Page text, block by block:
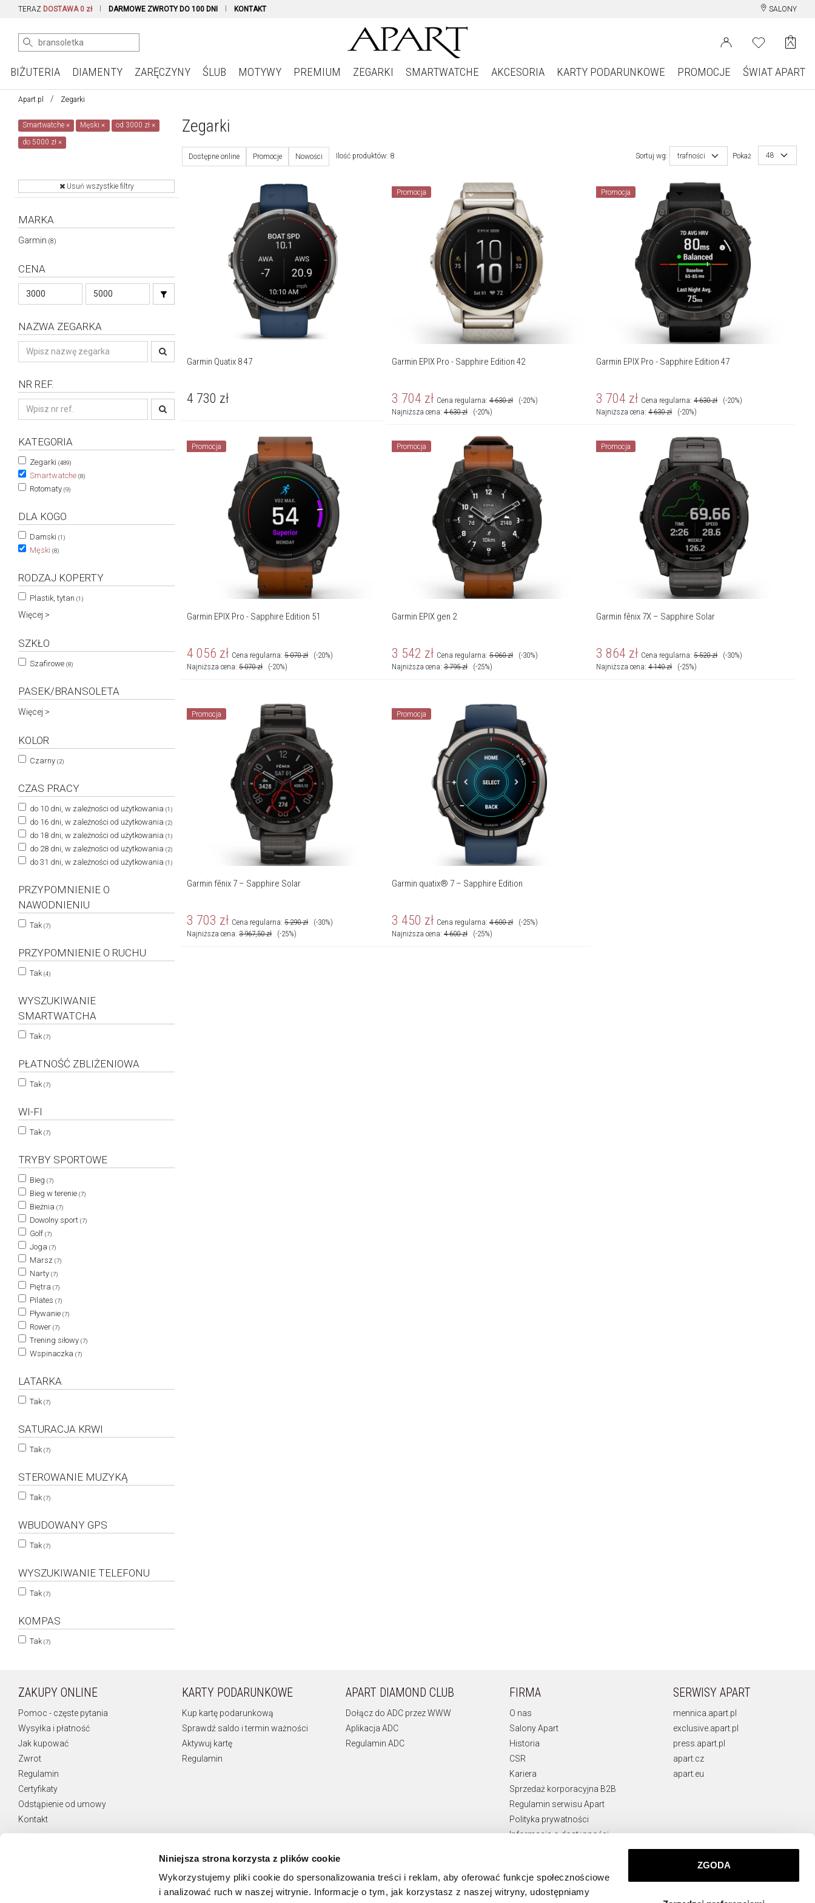
Niniejsza strona korzysta z plików cookie
Wykorzystujemy pliki cookie do spersonalizowania treści i reklam, aby oferować funkcje społecznościowe
i analizować ruch w naszej witrynie. Informacje o tym, jak korzystasz z naszej witryny, udostępniamy
ZGODA
TERAZ DOSTAWA 0 zł DARMOWE ZWROTY DO 100 DNI KONTAKT SALONY
BIŻUTERIA DIAMENTY ZARĘCZYNY ŚLUB MOTYWY PREMIUM ZEGARKI SMARTWATCHE AKCESORIA KARTY PODARUNKOWE PROMOCJE ŚWIAT APART
Apart.pl Zegarki
Smartwatche× Męski× od 3000 zł ×
do 5000 zł×
Usuń wszystkie filtry
MARKA
Garmin (8)
CENA
NAZWA ZEGARKA
NR REF.
KATEGORIA
Zegarki (489)
Smartwatche (8)
Rotomaty (9)
DLA KOGO
Damski (1)
Męski (8)
RODZAJ KOPERTY
Plastik, tytan (1)
Więcej >
SZKŁO
Szafirowe (8)
PASEK/BRANSOLETA
Więcej >
KOLOR
Czarny (2)
CZAS PRACY
do 10 dni, w zależności od użytkowania (1)
do 16 dni, w zależności od użytkowania (2)
do 18 dni, w zależności od użytkowania (1)
do 28 dni, w zależności od użytkowania (2)
do 31 dni, w zależności od użytkowania (1)
PRZYPOMNIENIE O
NAWODNIENIU
Tak (7)
PRZYPOMNIENIE O RUCHU
Tak (4)
WYSZUKIWANIE
SMARTWATCHA
Tak (7)
PŁATNOŚĆ ZBLIŻENIOWA
Tak (7)
WI-FI
Tak (7)
TRYBY SPORTOWE
Bieg (7)
Bieg w terenie (7)
Bieżnia (7)
Dowolny sport (7)
Golf (7)
Joga (7)
Marsz (7)
Narty (7)
Piętra (7)
Pilates (7)
Pływanie (7)
Rower (7)
Trening siłowy (7)
Wspinaczka (7)
LATARKA
Tak (7)
SATURACJA KRWI
Tak (7)
STEROWANIE MUZYKĄ
Tak (7)
WBUDOWANY GPS
Tak (7)
WYSZUKIWANIE TELEFONU
Tak (7)
KOMPAS
Tak (7)
Zegarki
Sortuj wg: trafności Pokaż 48
Dostępne online Promocje Nowości Ilość produktów: 8
Garmin Quatix 8 47
4 730 zł
Promocja
Garmin EPIX Pro - Sapphire Edition 42
3 704 zł Cena regularna:4 630 zł
(-20%)
Najniższa cena:4 630 zł (-20%)
Promocja
Garmin EPIX Pro - Sapphire Edition 47
3 704 zł Cena regularna:4 630 zł
(-20%)
Najniższa cena:4 630 zł (-20%)
Promocja
Garmin EPIX Pro - Sapphire Edition 51
4 056 zł Cena regularna:5 070 zł
(-20%)
Najniższa cena:5 070 zł (-20%)
Promocja
Garmin EPIX gen 2
3 542 zł Cena regularna:5 060 zł
(-30%)
Najniższa cena:3 795 zł (-25%)
Promocja
Garmin fēnix 7X – Sapphire Solar
3 864 zł Cena regularna:5 520 zł
(-30%)
Najniższa cena:4 140 zł (-25%)
Promocja
Garmin fēnix 7 – Sapphire Solar
3 703 zł Cena regularna:5 290 zł
(-30%)
Najniższa cena:3 967,50 zł (-25%)
Promocja
Garmin quatix® 7 – Sapphire Edition
3 450 zł Cena regularna:4 600 zł
(-25%)
Najniższa cena:4 600 zł (-25%)
ZAKUPY ONLINE
Pomoc - częste pytania
Wysyłka i płatność
Jak kupować
Zwrot
Regulamin
Certyfikaty
Odstąpienie od umowy
Kontakt
KARTY PODARUNKOWE
Kup kartę podarunkową
Sprawdź saldo i termin ważności
Aktywuj kartę
Regulamin
APART DIAMOND CLUB
Dołącz do ADC przez WWW
Aplikacja ADC
Regulamin ADC
FIRMA
O nas
Salony Apart
Historia
CSR
Kariera
Sprzedaż korporacyjna B2B
Regulamin serwisu Apart
Polityka prywatności
Informacja o dostępności
SERWISY APART
mennica.apart.pl
exclusive.apart.pl
press.apart.pl
apart.cz
apart.eu
KONTAKT